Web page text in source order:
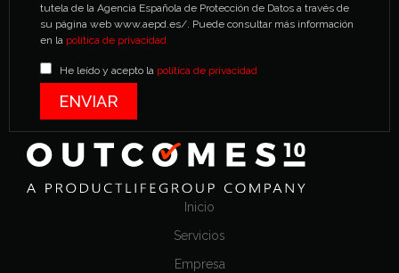
tutela de la Agencia Española de Protección de Datos a través de
su página web www.aepd.es/. Puede consultar más información
en la política de privacidad
He leído y acepto la política de privacidad
Inicio
Servicios
Empresa